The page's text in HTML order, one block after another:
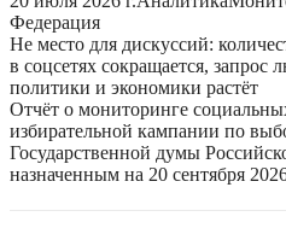
Федерация
Не место для дискуссий:
в соцсетях сокращается, запрос
политики и экономики растёт
Отчёт о мониторинге
избирательной кампании по
Государственной думы
назначенным на 20 сентября